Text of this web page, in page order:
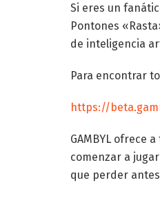
Si eres un
Pontones
de inteligencia
Para encontrar
https://
GAMBYL ofrece
comenzar a
que perder